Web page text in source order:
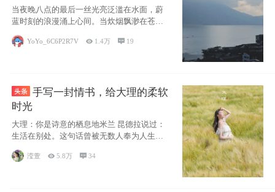
当夜晚八点的最后一丝光亮泛滥在水面，蔚
蓝时刻的浪漫涌上心间。当炊烟飘渺在苍山
YoYo_6C6P2R7V  1.4万  19
手写一封情书，给大理的柔软
时光
大理：你是诗意的栖息地米兰 昆德拉说过：
生活在别处。这句话曾被无数人奉为人生信
条，并
滢萱 5.8万 34